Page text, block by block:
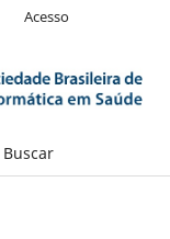
Buscar
Acesso